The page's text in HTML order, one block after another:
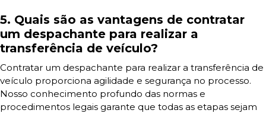
5. Quais são as vantagens de contratar
um despachante para realizar a
transferência de veículo?
Contratar um despachante para realizar a transferência de
veículo proporciona agilidade e segurança no processo.
Nosso conhecimento profundo das normas e
procedimentos legais garante que todas as etapas sejam